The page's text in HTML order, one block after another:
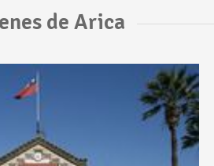
de Arica